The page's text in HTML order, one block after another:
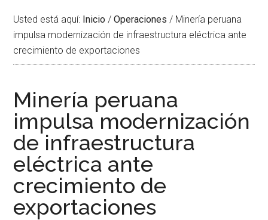
Usted está aquí: Inicio / Operaciones / Minería peruana
impulsa modernización de infraestructura eléctrica ante
crecimiento de exportaciones
Minería peruana
impulsa modernización
de infraestructura
eléctrica ante
crecimiento de
exportaciones